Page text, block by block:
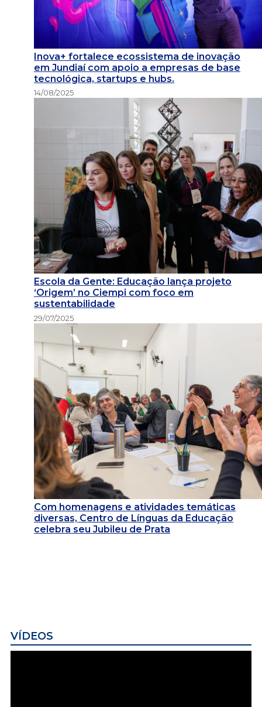
Inova+ fortalece ecossistema de inovação
em Jundiaí com apoio a empresas de base
tecnológica, startups e hubs.
14/08/2025
Escola da Gente: Educação lança projeto
‘Origem’ no Ciempi com foco em
sustentabilidade
29/07/2025
Com homenagens e atividades temáticas
diversas, Centro de Línguas da Educação
celebra seu Jubileu de Prata
VÍDEOS